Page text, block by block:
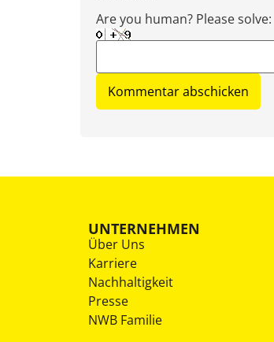
Are you human? Please solve:
UNTERNEHMEN
Über Uns
Karriere
Nachhaltigkeit
Presse
NWB Familie